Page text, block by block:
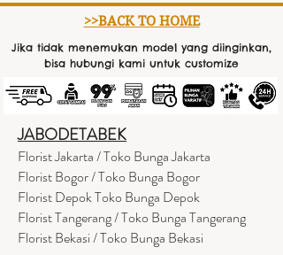
>>BACK TO HOME
Jika tidak menemukan model yang diinginkan,
bisa hubungi kami untuk customize
JABODETABEK
Florist Jakarta / Toko Bunga Jakarta
Florist Bogor / Toko Bunga Bogor
Florist Depok Toko Bunga Depok
Florist Tangerang / Toko Bunga Tangerang
Florist Bekasi / Toko Bunga Bekasi